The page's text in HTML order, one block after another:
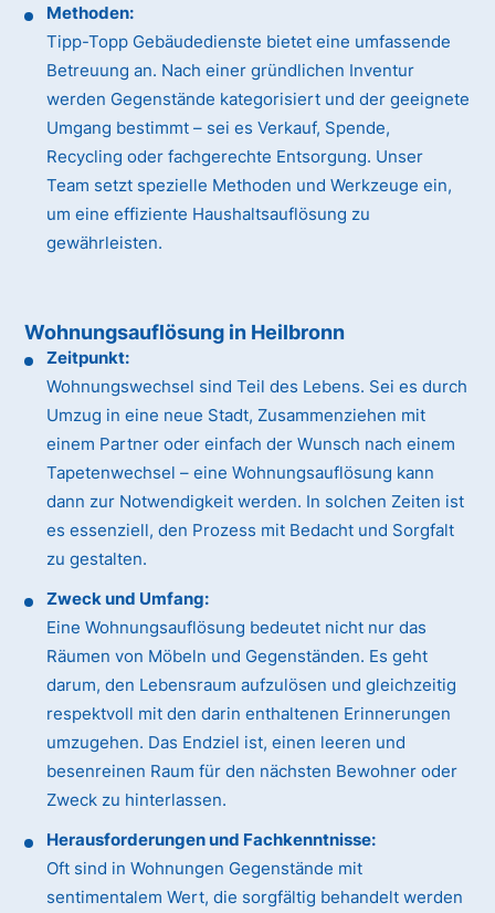
Methoden:
Tipp-Topp Gebäudedienste bietet eine umfassende
Betreuung an. Nach einer gründlichen Inventur
werden Gegenstände kategorisiert und der geeignete
Umgang bestimmt – sei es Verkauf, Spende,
Recycling oder fachgerechte Entsorgung. Unser
Team setzt spezielle Methoden und Werkzeuge ein,
um eine effiziente Haushaltsauflösung zu
gewährleisten.
Wohnungsauflösung in Heilbronn
Zeitpunkt:
Wohnungswechsel sind Teil des Lebens. Sei es durch
Umzug in eine neue Stadt, Zusammenziehen mit
einem Partner oder einfach der Wunsch nach einem
Tapetenwechsel – eine Wohnungsauflösung kann
dann zur Notwendigkeit werden. In solchen Zeiten ist
es essenziell, den Prozess mit Bedacht und Sorgfalt
zu gestalten.
Zweck und Umfang:
Eine Wohnungsauflösung bedeutet nicht nur das
Räumen von Möbeln und Gegenständen. Es geht
darum, den Lebensraum aufzulösen und gleichzeitig
respektvoll mit den darin enthaltenen Erinnerungen
umzugehen. Das Endziel ist, einen leeren und
besenreinen Raum für den nächsten Bewohner oder
Zweck zu hinterlassen.
Herausforderungen und Fachkenntnisse:
Oft sind in Wohnungen Gegenstände mit
sentimentalem Wert, die sorgfältig behandelt werden